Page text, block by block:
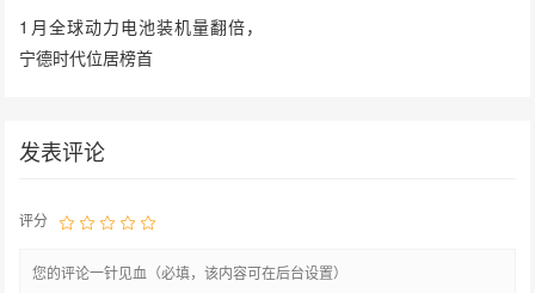
1月全球动力电池装机量翻倍，
宁德时代位居榜首
发表评论
评分